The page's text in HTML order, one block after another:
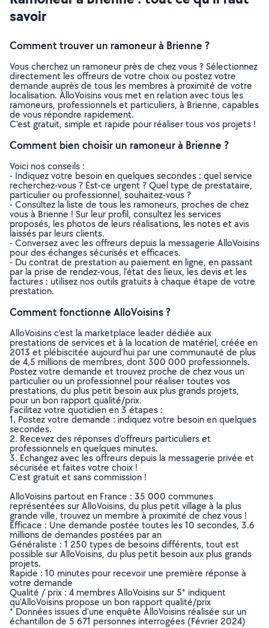
savoir
Comment trouver un ramoneur à Brienne ?
Vous cherchez un ramoneur près de chez vous ? Sélectionnez
directement les offreurs de votre choix ou postez votre
demande auprès de tous les membres à proximité de votre
localisation. AlloVoisins vous met en relation avec tous les
ramoneurs, professionnels et particuliers, à Brienne, capables
de vous répondre rapidement.
C’est gratuit, simple et rapide pour réaliser tous vos projets !
Comment bien choisir un ramoneur à Brienne ?
Voici nos conseils :
- Indiquez votre besoin en quelques secondes : quel service
recherchez-vous ? Est-ce urgent ? Quel type de prestataire,
particulier ou professionnel, souhaitez-vous ?
- Consultez la liste de tous les ramoneurs, proches de chez
vous à Brienne ! Sur leur profil, consultez les services
proposés, les photos de leurs réalisations, les notes et avis
laissés par leurs clients.
- Conversez avec les offreurs depuis la messagerie AlloVoisins
pour des échanges sécurisés et efficaces.
- Du contrat de prestation au paiement en ligne, en passant
par la prise de rendez-vous, l’état des lieux, les devis et les
factures : utilisez nos outils gratuits à chaque étape de votre
prestation.
Comment fonctionne AlloVoisins ?
AlloVoisins c’est la marketplace leader dédiée aux
prestations de services et à la location de matériel, créée en
2013 et plébiscitée aujourd’hui par une communauté de plus
de 4,5 millions de membres, dont 300 000 professionnels.
Postez votre demande et trouvez proche de chez vous un
particulier ou un professionnel pour réaliser toutes vos
prestations, du plus petit besoin aux plus grands projets,
pour un bon rapport qualité/prix.
Facilitez votre quotidien en 3 étapes :
1. Postez votre demande : indiquez votre besoin en quelques
secondes.
2. Recevez des réponses d’offreurs particuliers et
professionnels en quelques minutes.
3. Echangez avec les offreurs depuis la messagerie privée et
sécurisée et faites votre choix !
C’est gratuit et sans commission !
AlloVoisins partout en France : 35 000 communes
représentées sur AlloVoisins, du plus petit village à la plus
grande ville, trouvez un membre à proximité de chez vous !
Efficace : Une demande postée toutes les 10 secondes, 3.6
millions de demandes postées par an
Généraliste : 1 250 types de besoins différents, tout est
possible sur AlloVoisins, du plus petit besoin aux plus grands
projets.
Rapide : 10 minutes pour recevoir une première réponse à
votre demande
Qualité / prix : 4 membres AlloVoisins sur 5* indiquent
qu’AlloVoisins propose un bon rapport qualité/prix
* Données issues d’une enquête AlloVoisins réalisée sur un
échantillon de 5 671 personnes interrogées (Février 2024)